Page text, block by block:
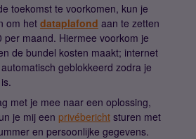
toekomst te voorkomen, kun je
om het dataplafond aan te zetten
per maand. Hiermee voorkom je
de bundel kosten maakt; internet
geblokkeerd zodra je
met je mee naar een oplossing,
je mij een privébericht sturen met
en persoonlijke gegevens.